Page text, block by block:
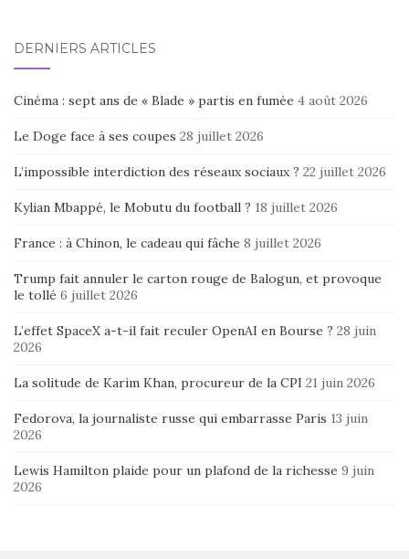
DERNIERS ARTICLES
Cinéma : sept ans de « Blade » partis en fumée 4 août 2026
Le Doge face à ses coupes 28 juillet 2026
L’impossible interdiction des réseaux sociaux ? 22 juillet 2026
Kylian Mbappé, le Mobutu du football ? 18 juillet 2026
France : à Chinon, le cadeau qui fâche 8 juillet 2026
Trump fait annuler le carton rouge de Balogun, et provoque
le tollé 6 juillet 2026
L’effet SpaceX a-t-il fait reculer OpenAI en Bourse ? 28 juin
2026
La solitude de Karim Khan, procureur de la CPI 21 juin 2026
Fedorova, la journaliste russe qui embarrasse Paris 13 juin
2026
Lewis Hamilton plaide pour un plafond de la richesse 9 juin
2026